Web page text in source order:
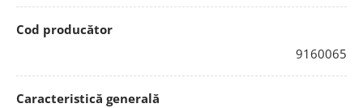
Cod producător
9160065
Caracteristică generală